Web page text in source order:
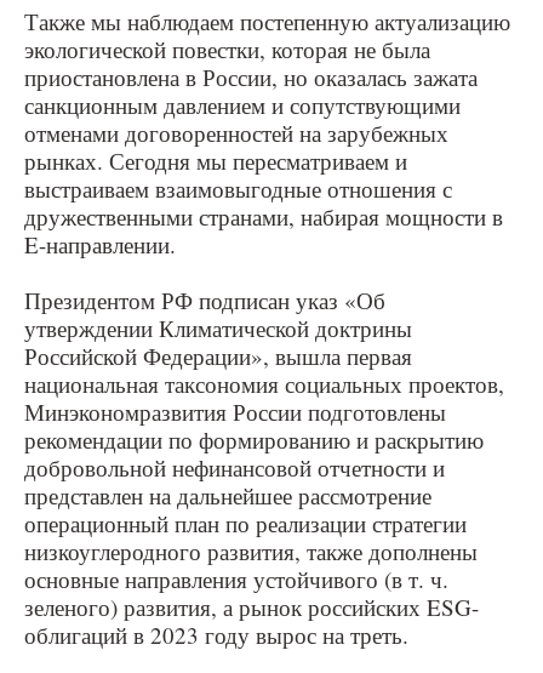
Также мы наблюдаем постепенную актуализацию
экологической повестки, которая не была
приостановлена в России, но оказалась зажата
санкционным давлением и сопутствующими
отменами договоренностей на зарубежных
рынках. Сегодня мы пересматриваем и
выстраиваем взаимовыгодные отношения с
дружественными странами, набирая мощности в
E-направлении.
Президентом РФ подписан указ «Об
утверждении Климатической доктрины
Российской Федерации», вышла первая
национальная таксономия социальных проектов,
Минэкономразвития России подготовлены
рекомендации по формированию и раскрытию
добровольной нефинансовой отчетности и
представлен на дальнейшее рассмотрение
операционный план по реализации стратегии
низкоуглеродного развития, также дополнены
основные направления устойчивого (в т. ч.
зеленого) развития, а рынок российских ESG-
облигаций в 2023 году вырос на треть.